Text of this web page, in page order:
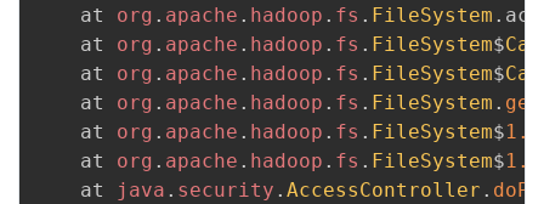
	at
org . apache . hadoop . fs . FileSystem .
	at
org . apache . hadoop . fs . FileSystem$
	at
org . apache . hadoop . fs . FileSystem$
	at
org . apache . hadoop . fs . FileSystem . get
	at
org . apache . hadoop . fs . FileSystem$1.
	at
org . apache . hadoop . fs . FileSystem$1.
	at
java . security . AccessController .